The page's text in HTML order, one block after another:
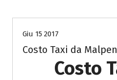
Giu 15 2017
Costo Taxi da
Costo